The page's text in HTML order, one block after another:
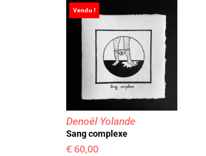
Vendu !
Denoël Yolande
Sang complexe
€ 60,00